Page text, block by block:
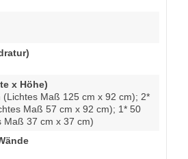
x Höhe)
(Lichtes Maß 125 cm x 92 cm); 2*
Maß 57 cm x 92 cm); 1* 50
Maß 37 cm x 37 cm)